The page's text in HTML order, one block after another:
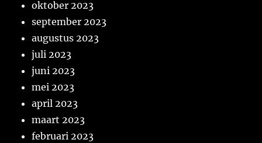
oktober 2023
september 2023
augustus 2023
juli 2023
juni 2023
mei 2023
april 2023
maart 2023
februari 2023